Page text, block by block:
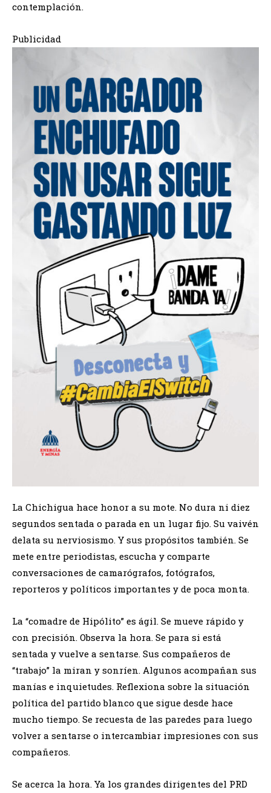
contemplación.
Publicidad
La Chichigua hace honor a su mote. No dura ni diez
segundos sentada o parada en un lugar fijo. Su vaivén
delata su nerviosismo. Y sus propósitos también. Se
mete entre periodistas, escucha y comparte
conversaciones de camarógrafos, fotógrafos,
reporteros y políticos importantes y de poca monta.
La “comadre de Hipólito” es ágil. Se mueve rápido y
con precisión. Observa la hora. Se para si está
sentada y vuelve a sentarse. Sus compañeros de
“trabajo” la miran y sonríen. Algunos acompañan sus
manías e inquietudes. Reflexiona sobre la situación
política del partido blanco que sigue desde hace
mucho tiempo. Se recuesta de las paredes para luego
volver a sentarse o intercambiar impresiones con sus
compañeros.
Se acerca la hora. Ya los grandes dirigentes del PRD